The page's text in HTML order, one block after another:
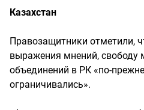
Казахстан
Правозащитники отметили,
выражения мнений, свободу
объединений в РК «по-
ограничивались».